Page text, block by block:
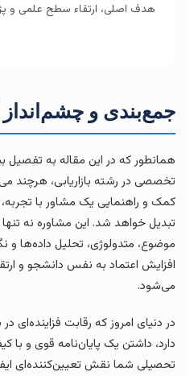
هدف اصلی، ارتقاء سطح علمی و
و چشم‌انداز
که در این مقاله به تفصیل بیان
در رشته بازاریابی، هرچند می‌تواند
و راهنمایی یک مشاور با تجربه، به
خواهد شد. این مشاوره نه تنها به
متدولوژی، تحلیل داده‌ها و
اعتماد به نفس دانشجو و ارتقاء
دنیای امروز که رقابت فزاینده‌ای در
داشتن یک پایان‌نامه قوی و با
شما نقش تعیین‌کننده‌ای ایفا